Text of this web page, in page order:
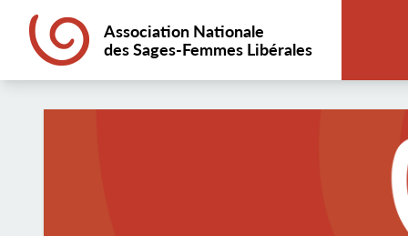
Association Nationale
des Sages-Femmes Libérales